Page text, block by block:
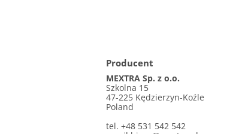
Producent
MEXTRA Sp. z o.o.
Szkolna 15
47-225 Kędzierzyn-Koźle
Poland
tel. +48 531 542 542